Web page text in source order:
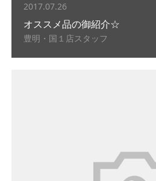
2017.07.26
オススメ品の御紹介☆
豊明・国１店スタッフ